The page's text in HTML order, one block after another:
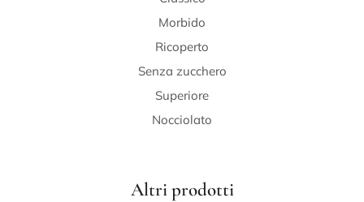
Morbido
Ricoperto
Senza zucchero
Superiore
Nocciolato
Altri prodotti